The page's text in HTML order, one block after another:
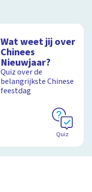
Wat weet jij over
Chinees
Nieuwjaar?
Quiz over de
belangrijkste Chinese
feestdag
Quiz